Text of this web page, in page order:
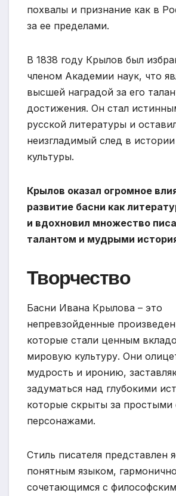
похвалы и признание как в
за ее пределами.
В 1838 году Крылов был
членом Академии наук, что
высшей наградой за его
достижения. Он стал
русской литературы и
неизгладимый след в
культуры.
Крылов оказал огромное
развитие басни как
и вдохновил множество
талантом и мудрыми
Творчество
Басни Ивана Крылова – это
непревзойденные
которые стали ценным
мировую культуру. Они
мудрость и иронию,
задуматься над глубокими
которые скрыты за
персонажами.
Стиль писателя представлен
понятным языком, гармонично
сочетающимся с